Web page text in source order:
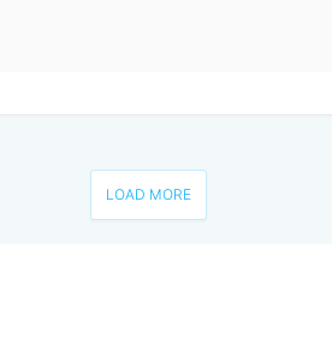
LOAD MORE